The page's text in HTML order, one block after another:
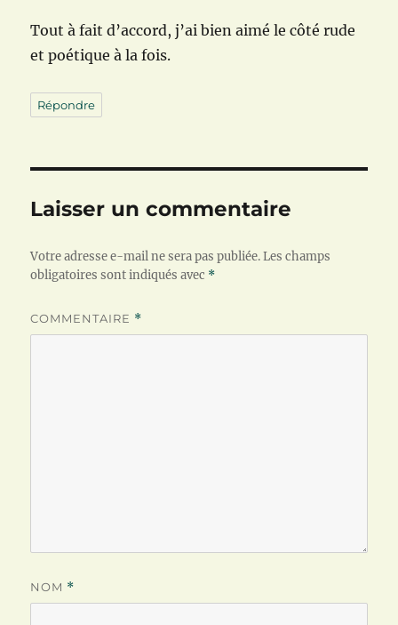
Tout à fait d’accord, j’ai bien aimé le côté rude
et poétique à la fois.
Répondre
Laisser un commentaire
Votre adresse e-mail ne sera pas publiée. Les champs
obligatoires sont indiqués avec *
COMMENTAIRE *
NOM *